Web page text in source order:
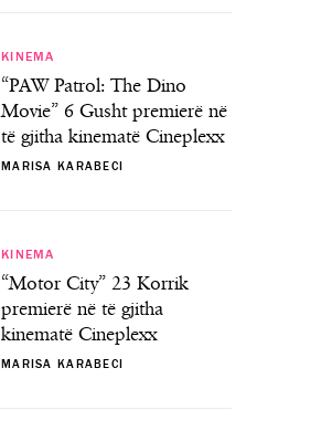
KINEMA
“PAW Patrol: The Dino
Movie” 6 Gusht premierë në
të gjitha kinematë Cineplexx
MARISA KARABECI
KINEMA
“Motor City” 23 Korrik
premierë në të gjitha
kinematë Cineplexx
MARISA KARABECI